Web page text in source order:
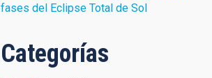
fases del Eclipse Total de Sol
Categorías